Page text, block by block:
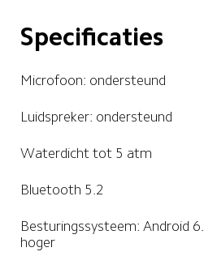
Specificaties
Microfoon: ondersteund
Luidspreker: ondersteund
Waterdicht tot 5 atm
Bluetooth 5.2
Besturingssysteem: Android
hoger